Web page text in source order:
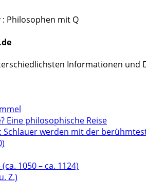
Philosophen mit Q
Informationen und
Eine philosophische Reise
Schlauer werden mit der
1050 – ca. 1124)
Z.)